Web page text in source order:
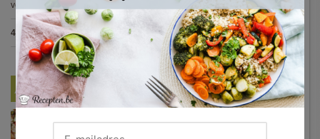
votes)
4.7 :Gestoofde kip met dragon (7 votes)
Nieuwste Recepten